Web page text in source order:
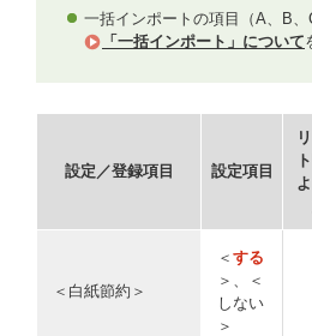
一括インポートの項目（A、B、
「一括インポート」について
設定／登録項目 設定項目
＜白紙節約＞
＜ する
＞、＜
しない
＞